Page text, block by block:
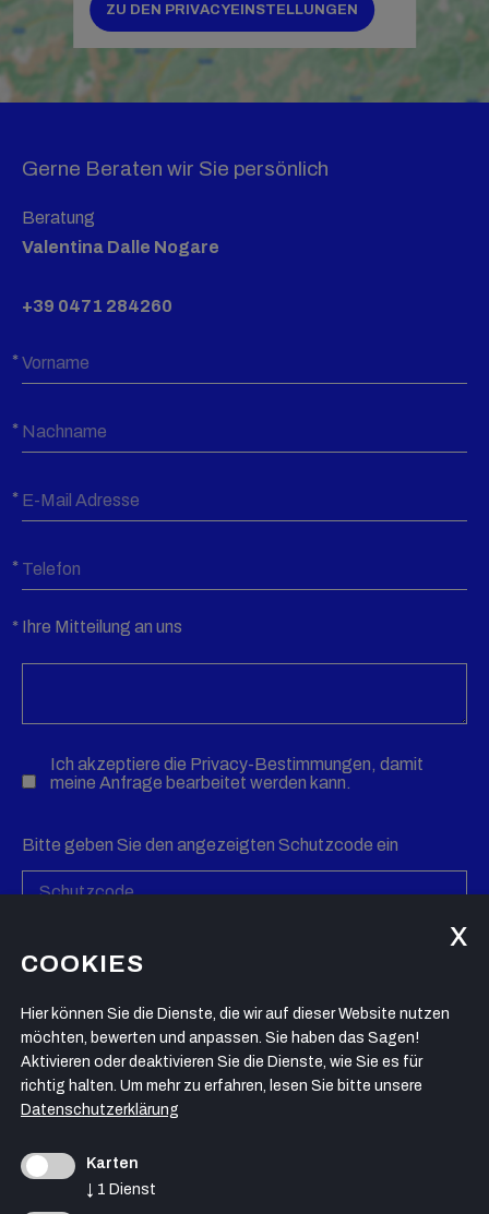
ZU DEN PRIVACYEINSTELLUNGEN
Gerne Beraten wir Sie persönlich
Beratung
Valentina Dalle Nogare
+39 0471 284260
Ihre Mitteilung an uns
Ich akzeptiere die Privacy-Bestimmungen, damit
meine Anfrage bearbeitet werden kann.
Bitte geben Sie den angezeigten Schutzcode ein
ANFRAGE SENDEN
COOKIES
Hier können Sie die Dienste, die wir auf dieser Website nutzen
möchten, bewerten und anpassen. Sie haben das Sagen!
Aktivieren oder deaktivieren Sie die Dienste, wie Sie es für
richtig halten. Um mehr zu erfahren, lesen Sie bitte unsere
Datenschutzerklärung
Karten
1 Dienst